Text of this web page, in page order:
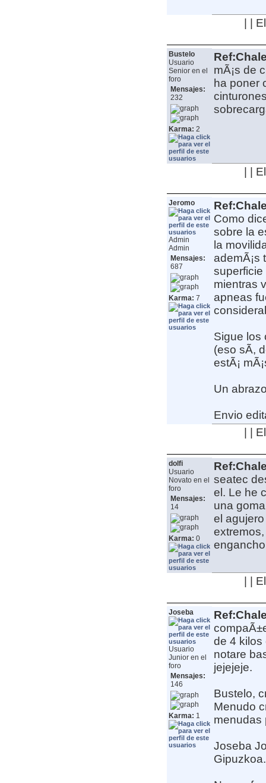
| |
Bustelo
Usuario
Senior en el
foro
Mensajes:
232
Karma: 2
mÃ¡s de
ha poner
| |
Jeromo
Admin
Admin
Mensajes:
687
Karma: 7
Como
sobre la
la
ademÃ¡s
superficie
mientras
apneas
Sigue los
(eso sÃ­,
estÃ¡
Un
Envio
| |
dolfi
Usuario
Novato en el
foro
Mensajes:
14
Karma: 0
seatec
el. Le he
una
el
| |
Joseba
Usuario
Junior en el
foro
Mensajes:
146
Karma: 1
de 4 kilos
notare
jejejeje.
Bustelo,
Menudo
menudas
Joseba